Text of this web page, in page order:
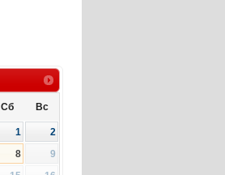
Сб Вс
1
2
8
9